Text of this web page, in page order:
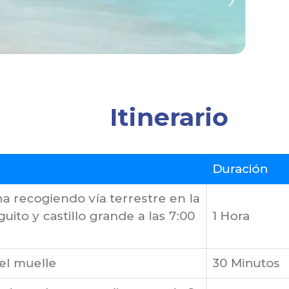
Itinerario
Duración
recogiendo vía terrestre en la
y castillo grande a las 7:00
1 Hora
muelle 30 Minutos